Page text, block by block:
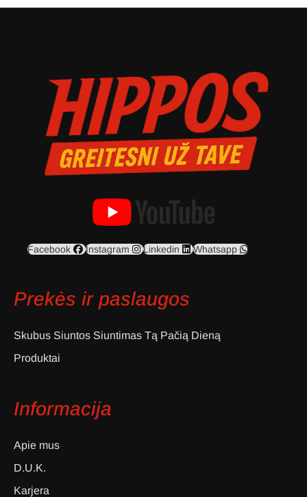
Facebook Instagram Linkedin Whatsapp
Prekės ir paslaugos
Skubus Siuntos Siuntimas Tą Pačią Dieną
Produktai
Informacija
Apie mus
D.U.K.
Karjera